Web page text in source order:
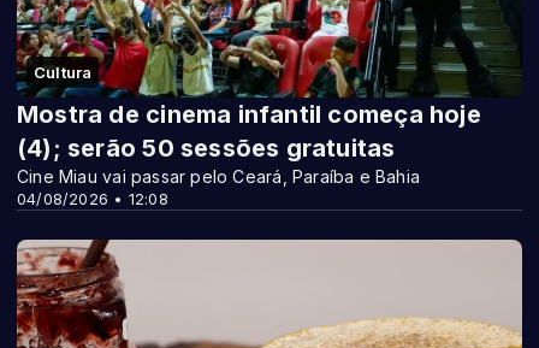
Cultura
04/08/2026 • 12:08
Mostra de cinema infantil começa hoje
(4); serão 50 sessões gratuitas
Cine Miau vai passar pelo Ceará, Paraíba e Bahia